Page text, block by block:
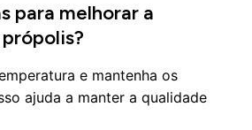
para melhorar a
e mantenha os
ajuda a manter a qualidade